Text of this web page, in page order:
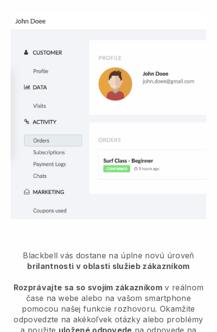
Blackbell vás dostane na úplne novú úroveň
brilantnosti v oblasti služieb zákazníkom
Rozprávajte sa so svojím zákazníkom v reálnom
čase na webe alebo na vašom smartphone
pomocou našej funkcie rozhovoru. Okamžite
odpovedzte na akékoľvek otázky alebo problémy
a použite uložené odpovede na odpovede na